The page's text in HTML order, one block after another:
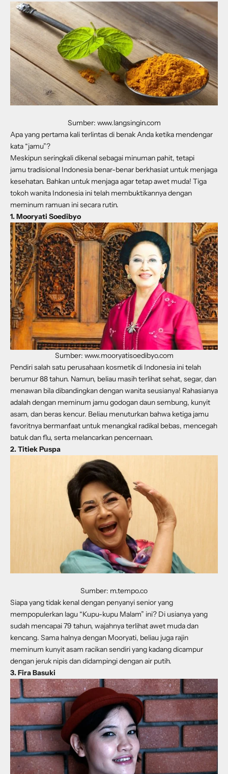
Sumber: www.langsingin.com
Apa yang pertama kali terlintas di benak Anda ketika mendengar
kata “jamu”?
Meskipun seringkali dikenal sebagai minuman pahit, tetapi
jamu tradisional Indonesia benar-benar berkhasiat untuk menjaga
kesehatan. Bahkan untuk menjaga agar tetap awet muda! Tiga
tokoh wanita Indonesia ini telah membuktikannya dengan
meminum ramuan ini secara rutin.
1. Mooryati Soedibyo
Sumber: www.mooryatisoedibyo.com
Pendiri salah satu perusahaan kosmetik di Indonesia ini telah
berumur 88 tahun. Namun, beliau masih terlihat sehat, segar, dan
menawan bila dibandingkan dengan wanita seusianya! Rahasianya
adalah dengan meminum jamu godogan daun sembung, kunyit
asam, dan beras kencur. Beliau menuturkan bahwa ketiga jamu
favoritnya bermanfaat untuk menangkal radikal bebas, mencegah
batuk dan flu, serta melancarkan pencernaan.
2. Titiek Puspa
Sumber: m.tempo.co
Siapa yang tidak kenal dengan penyanyi senior yang
mempopulerkan lagu “Kupu-kupu Malam” ini? Di usianya yang
sudah mencapai 79 tahun, wajahnya terlihat awet muda dan
kencang. Sama halnya dengan Mooryati, beliau juga rajin
meminum kunyit asam racikan sendiri yang kadang dicampur
dengan jeruk nipis dan didampingi dengan air putih.
3. Fira Basuki